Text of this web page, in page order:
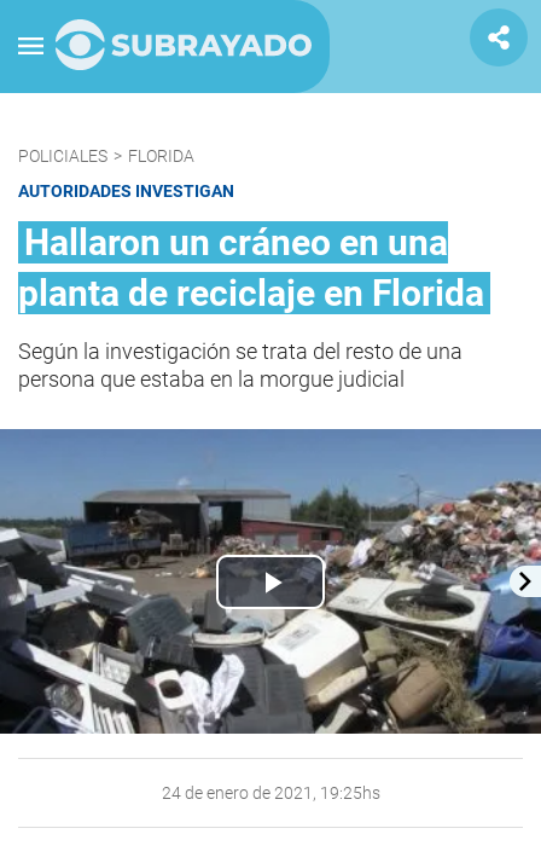
POLICIALES > FLORIDA
AUTORIDADES INVESTIGAN
Hallaron un cráneo en una
planta de reciclaje en Florida
Según la investigación se trata del resto de una
persona que estaba en la morgue judicial
Play
Video
24 de enero de 2021, 19:25hs